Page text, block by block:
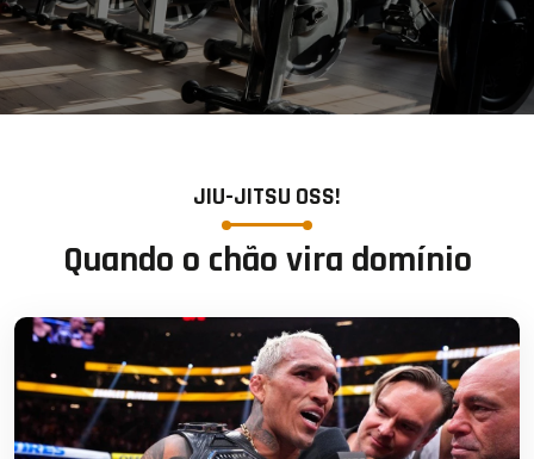
JIU-JITSU OSS!
Quando o chão vira domínio